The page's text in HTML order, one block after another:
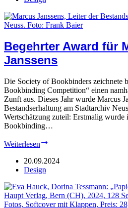
Brands“
Begehrter Award für
Janssens
Die Society of Bookbinders zeichnete
Bookbinding Competition“ einen
Zunft aus. Dieses Jahr wurde Marcus
Bestandserhaltung am Stadtarchiv
Wertschätzung zuteil: Erstmalig wurde
Bookbinding…
Weiterlesen
für
20.09.2024
Design